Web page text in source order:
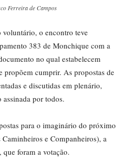
Ferreira de Campos
o encontro teve
383 de Monchique com a
no qual estabelecem
propõem cumprir. As propostas de
e discutidas em plenário,
por todos.
para o imaginário do próximo
e Companheiros), a
foram a votação.